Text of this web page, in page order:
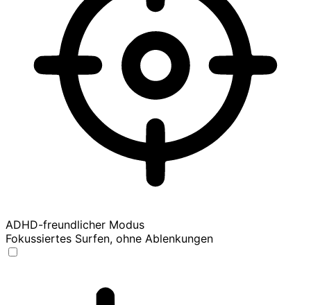
ADHD-freundlicher Modus
Fokussiertes Surfen, ohne Ablenkungen